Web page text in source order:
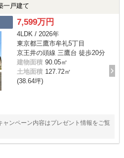
一戸建て
7,599万円
4LDK / 2026年
東京都三鷹市牟礼5丁目
京王井の頭線 三鷹台 徒歩20分
建物面積 90.05㎡
土地面積 127.72㎡
(38.64坪)
ャンペーン内容はプレゼント情報をご覧